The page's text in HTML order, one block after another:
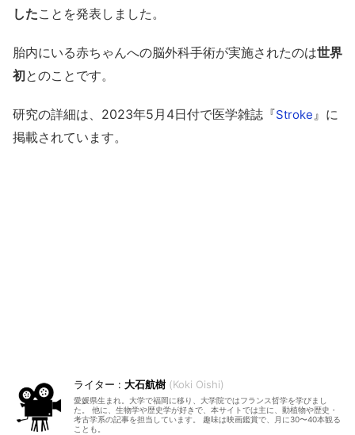
したことを発表しました。
胎内にいる赤ちゃんへの脳外科手術が実施されたのは世界
初とのことです。
研究の詳細は、2023年5月4日付で医学雑誌『Stroke』に
掲載されています。
大石航樹 Koki Oishi
愛媛県生まれ。大学で福岡に移り、大学院ではフランス哲学を学びまし
た。 他に、生物学や歴史学が好きで、本サイトでは主に、動植物や歴史・
考古学系の記事を担当しています。 趣味は映画鑑賞で、月に30〜40本観る
ことも。